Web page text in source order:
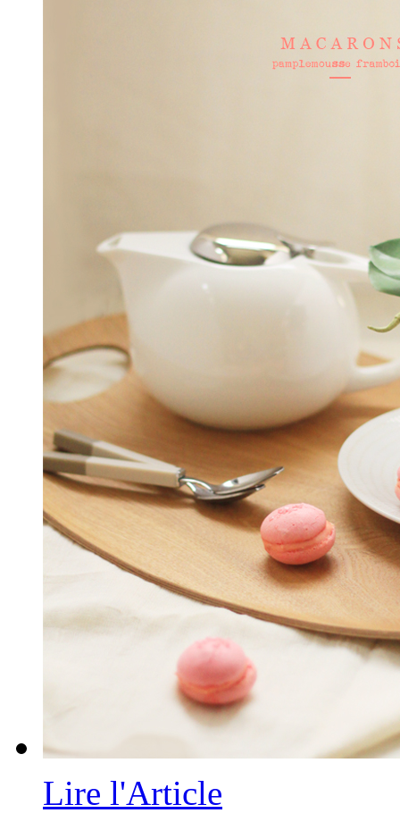
Lire l'Article